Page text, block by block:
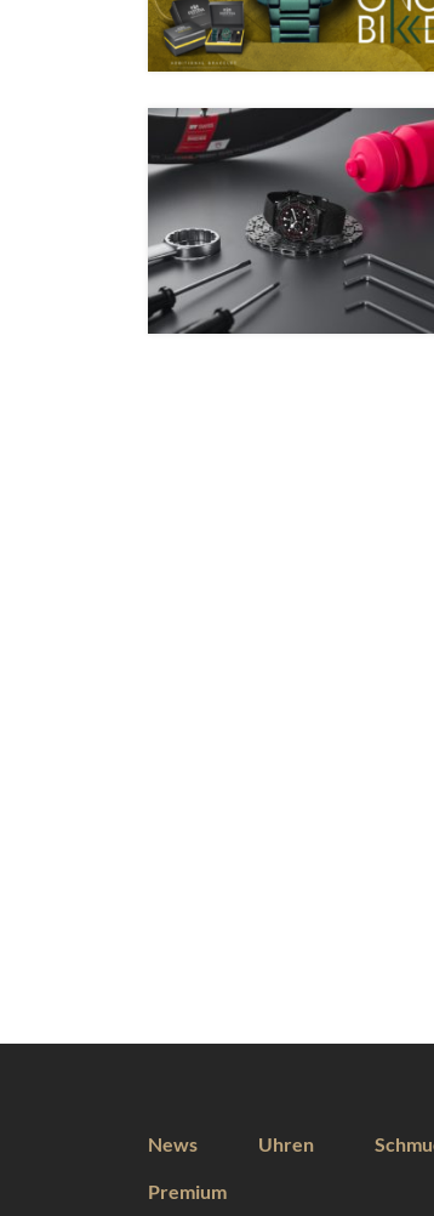
News Uhren
Premium